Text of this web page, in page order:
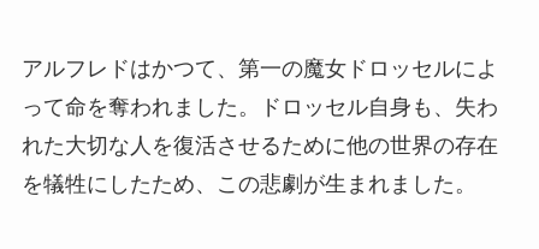
アルフレドはかつて、第一の魔女ドロッセルによ
って命を奪われました。ドロッセル自身も、失わ
れた大切な人を復活させるために他の世界の存在
を犠牲にしたため、この悲劇が生まれました。